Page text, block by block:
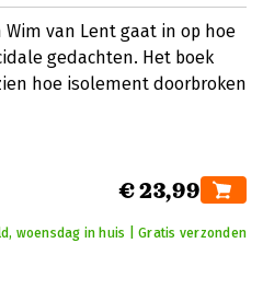
van Lent gaat in op hoe
gedachten. Het boek
hoe isolement doorbroken
€ 23,99
woensdag in huis | Gratis verzonden